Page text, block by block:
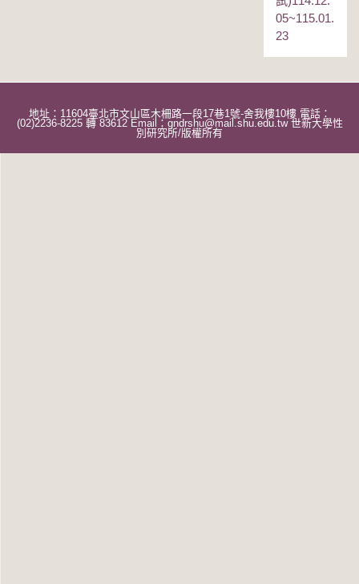
05~115.01.
23
地址：11604臺北市文山區木柵路一段17巷1號-舍我樓10樓 電話：
(02)2236-8225 轉 83612 Email：gndrshu@mail.shu.edu.tw 世新大學性
別研究所/版權所有